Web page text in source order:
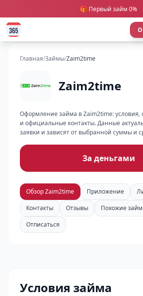
🎁 Первый займ 0%
Главная/Займы/Zaim2time
Zaim2time
Оформление займа в Zaim2time: условия,
и официальные контакты. Данные
заявки и зависят от выбранной суммы и
За деньгами
Обзор Zaim2time Приложение
Контакты
Отзывы
Похожие
Отписаться
Условия займа